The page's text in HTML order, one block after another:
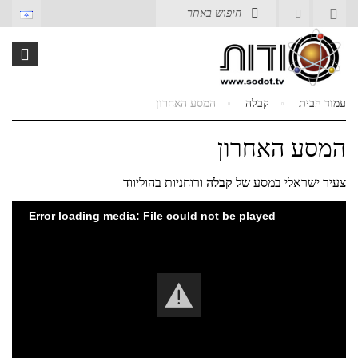
עמוד הבית קבלה המסע האחרון
המסע האחרון
צעיר ישראלי במסע של קבלה ורוחניות בהוליווד
Error loading media: File could not be played